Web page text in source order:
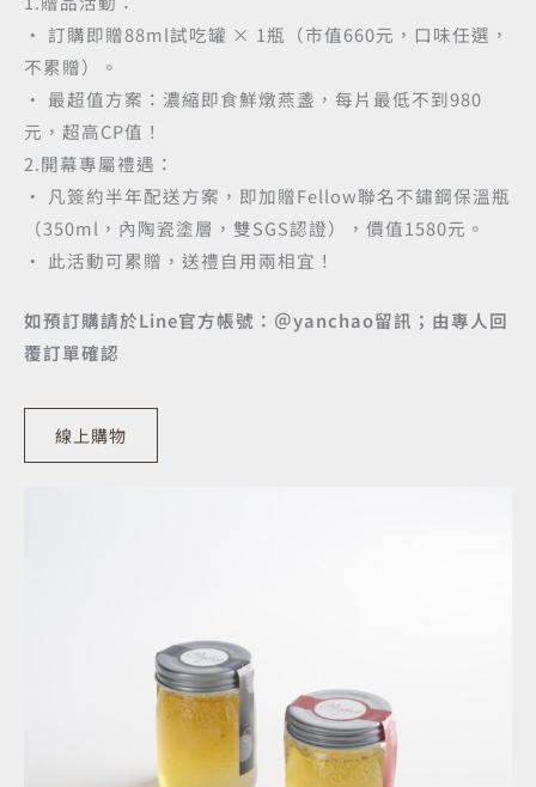
• 訂購即贈88ml試吃罐 × 1瓶（市值660元，口味任選，
不累贈）。
• 最超值方案：濃縮即食鮮燉燕盞，每片最低不到980
元，超高CP值！
2.開幕專屬禮遇：
• 凡簽約半年配送方案，即加贈Fellow聯名不鏽鋼保溫瓶
（350ml，內陶瓷塗層，雙SGS認證），價值1580元。
• 此活動可累贈，送禮自用兩相宜！
如預訂購請於Line官方帳號：＠yanchao留訊；由專人回
覆訂單確認
線上購物